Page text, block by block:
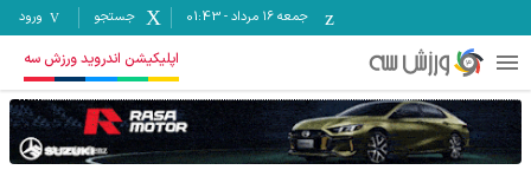
جمعه ۱۶ مرداد -
01:43 جستجو ورود
اپلیکیشن اندروید ورزش سه